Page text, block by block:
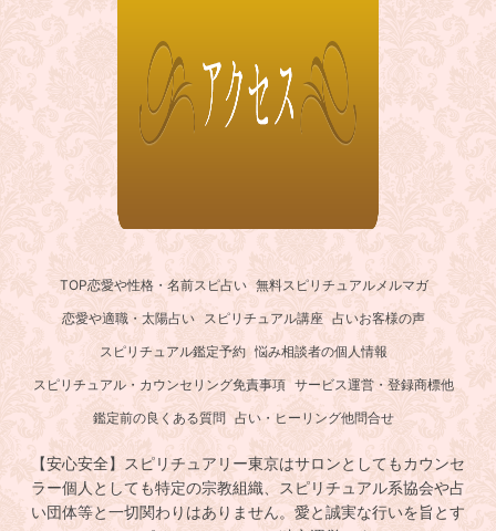
TOP恋愛や性格・名前スピ占い 無料スピリチュアルメルマガ
恋愛や適職・太陽占い
スピリチュアル講座 占いお客様の声
スピリチュアル鑑定予約 悩み相談者の個人情報
スピリチュアル・カウンセリング免責事項 サービス運営・登録商標他
鑑定前の良くある質問 占い・ヒーリング他問合せ
【安心安全】スピリチュアリー東京はサロンとしてもカウンセ
ラー個人としても特定の宗教組織、スピリチュアル系協会や占
い団体等と一切関わりはありません。愛と誠実な行いを旨とす